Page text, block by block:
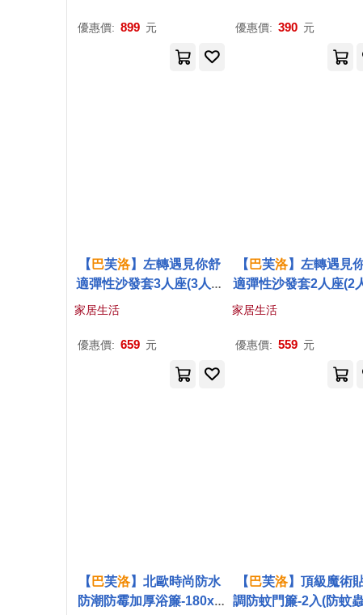
優惠價: 899 元 優惠價: 390 元
【 巴芙洛】左轉遇見你舒
適彈性沙發套3人座(3人座
彈性沙發套/沙發套/舒適方
家居生活
優惠價: 659 元
【 巴芙洛】左轉遇見
適彈性沙發套2人座(2
彈性沙發套/沙發套/舒
家居生活
優惠價: 559 元
【 巴芙洛】北歐時尚防水
防潮防霉加厚浴簾-180x1
【 巴芙洛】頂級魔術
調防蚊門簾-2入(防蚊